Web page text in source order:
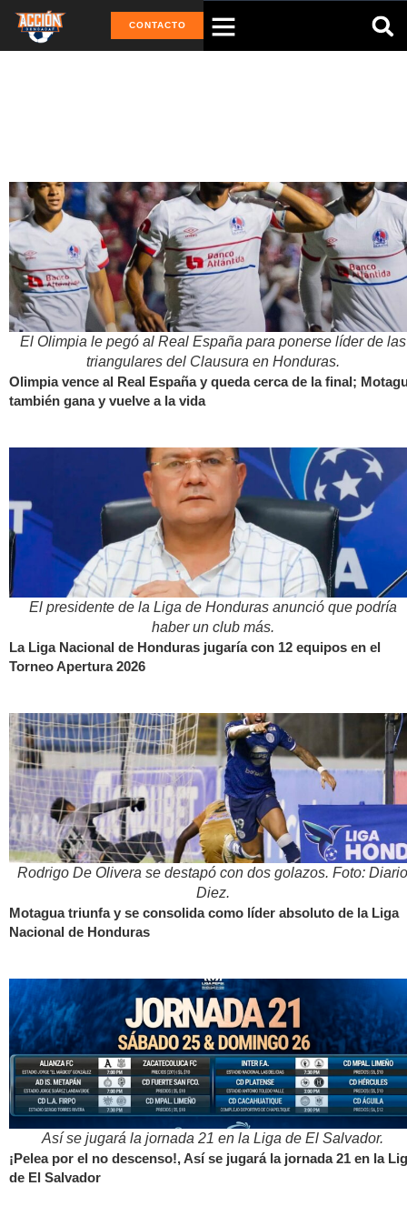
CONTACTO
El Olimpia le pegó al Real España para ponerse líder de las
triangulares del Clausura en Honduras.
Olimpia vence al Real España y queda cerca de la final;
también gana y vuelve a la vida
El presidente de la Liga de Honduras anunció que podría
haber un club más.
La Liga Nacional de Honduras jugaría con 12 equipos en el
Torneo Apertura 2026
Rodrigo De Olivera se destapó con dos golazos. Foto: Diario
Diez.
Motagua triunfa y se consolida como líder absoluto de la Liga
Nacional de Honduras
Así se jugará la jornada 21 en la Liga de El Salvador.
¡Pelea por el no descenso!, Así se jugará la jornada 21 en la
de El Salvador